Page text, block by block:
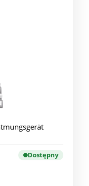
Dostępny